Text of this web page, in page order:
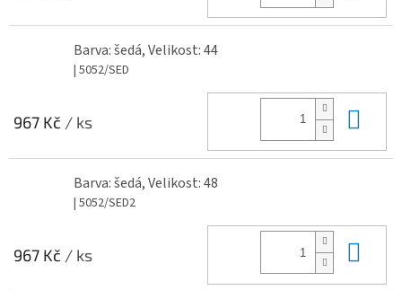
Barva: šedá, Velikost: 44
| 5052/SED
967 Kč / ks
Barva: šedá, Velikost: 48
| 5052/SED2
967 Kč / ks